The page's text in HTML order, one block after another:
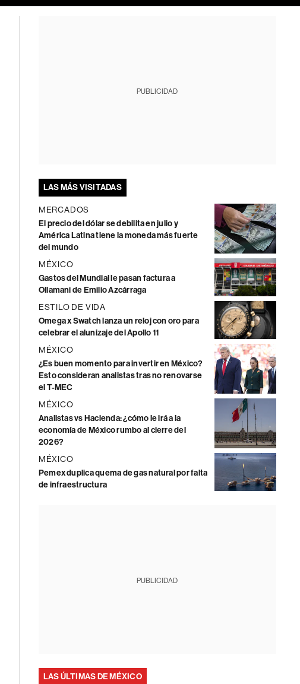
PUBLICIDAD
LAS MÁS VISITADAS
MERCADOS
El precio del dólar se debilita en julio y
América Latina tiene la moneda más fuerte
del mundo
MÉXICO
Gastos del Mundial le pasan factura a
Ollamani de Emilio Azcárraga
ESTILO DE VIDA
Omega x Swatch lanza un reloj con oro para
celebrar el alunizaje del Apollo 11
MÉXICO
¿Es buen momento para invertir en México?
Esto consideran analistas tras no renovarse
el T-MEC
MÉXICO
Analistas vs Hacienda: ¿cómo le irá a la
economía de México rumbo al cierre del
2026?
MÉXICO
Pemex duplica quema de gas natural por falta
de infraestructura
PUBLICIDAD
LAS ÚLTIMAS DE MÉXICO